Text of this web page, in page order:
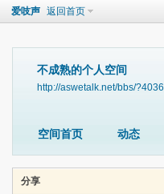
爱吱声 返回首页
不成熟的个人空间
http://aswetalk.net/bbs/?4036
空间首页 动态
分享